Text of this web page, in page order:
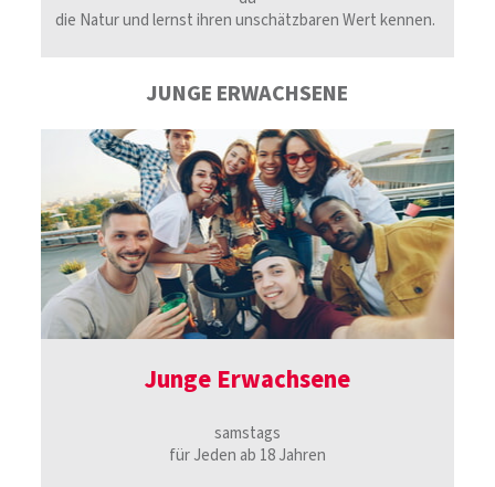
die Natur und lernst ihren unschätzbaren Wert kennen.
JUNGE ERWACHSENE
Junge Erwachsene
samstags
für Jeden ab 18 Jahren